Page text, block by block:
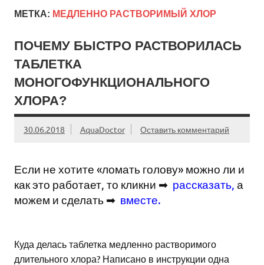
МЕТКА: МЕДЛЕННО РАСТВОРИМЫЙ ХЛОР
ПОЧЕМУ БЫСТРО РАСТВОРИЛАСЬ
ТАБЛЕТКА
МОНОГОФУНКЦИОНАЛЬНОГО
ХЛОРА?
30.06.2018 AquaDoctor Оставить комментарий
Если не хотите «ломать голову» можно ли и
как это работает, то кликни ➡ рассказать а
можем и сделать ➡ вместе.
Куда делась таблетка медленно растворимого
длительного хлора? Написано в инструкции одна